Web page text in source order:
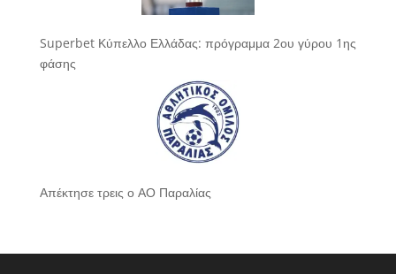
Superbet Κύπελλο Ελλάδας: πρόγραμμα 2ου γύρου 1ης
φάσης
Απέκτησε τρεις ο ΑΟ Παραλίας